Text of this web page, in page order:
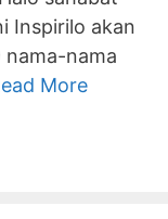
Inspirilo akan
nama
More